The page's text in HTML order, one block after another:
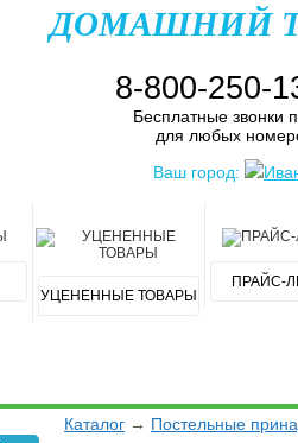
ДОМАШНИЙ
8-800-250-
Бесплатные звонки
для любых
Ваш город:
УЦЕНЕННЫЕ ТОВАРЫ
ПРАЙС-
Каталог → Постельные